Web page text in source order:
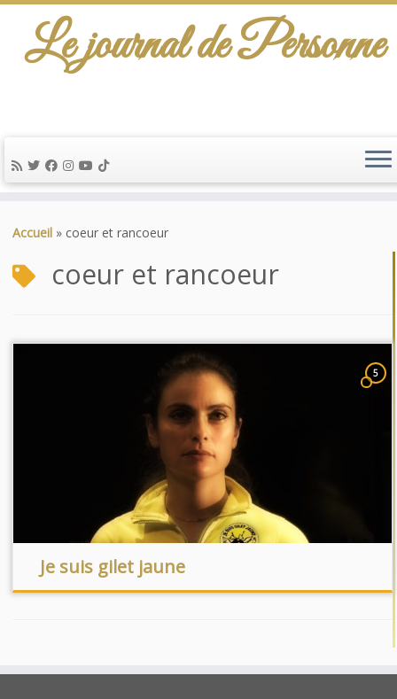
au
Le journal de Personne
Accueil » coeur et rancoeur
coeur et rancoeur
5
Je suis gilet jaune